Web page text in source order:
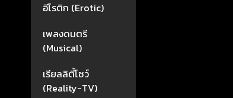
อีโรติก (Erotic)
เพลงดนตรี
(Musical)
เรียลลิตี้โชว์
(Reality-TV)